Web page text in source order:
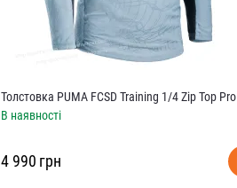
Толстовка PUMA FCSD Training 1/4 Zip Top Pro
В наявності
‍4 990‍ грн